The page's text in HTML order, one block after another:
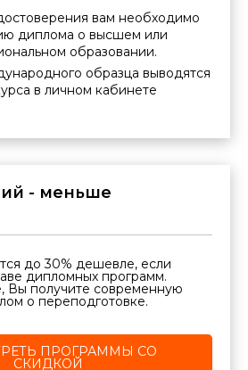
вам необходимо
диплома о высшем или
образовании.
образца выводятся
в личном кабинете
- меньше
до 30% дешевле, если
дипломных программ.
Вы получите современную
о переподготовке.
ПРОГРАММЫ СО
СКИДКОЙ